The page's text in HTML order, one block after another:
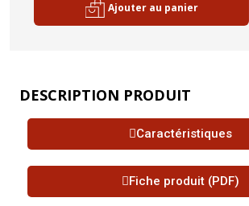
Ajouter au panier
DESCRIPTION PRODUIT
Caractéristiques
Fiche produit (PDF)